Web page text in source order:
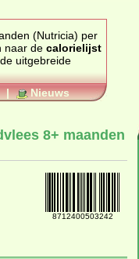
(Nutricia) per
dan naar de calorielijst
|
Nieuws
8+ maanden
8712400503242